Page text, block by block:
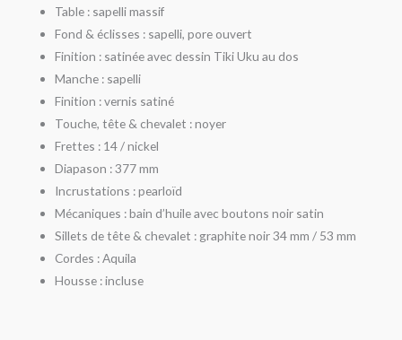
Table : sapelli massif
Fond & éclisses : sapelli, pore ouvert
Finition : satinée avec dessin Tiki Uku au dos
Manche : sapelli
Finition : vernis satiné
Touche, tête & chevalet : noyer
Frettes : 14 / nickel
Diapason : 377 mm
Incrustations : pearloïd
Mécaniques : bain d’huile avec boutons noir satin
Sillets de tête & chevalet : graphite noir 34 mm / 53 mm
Cordes : Aquila
Housse : incluse